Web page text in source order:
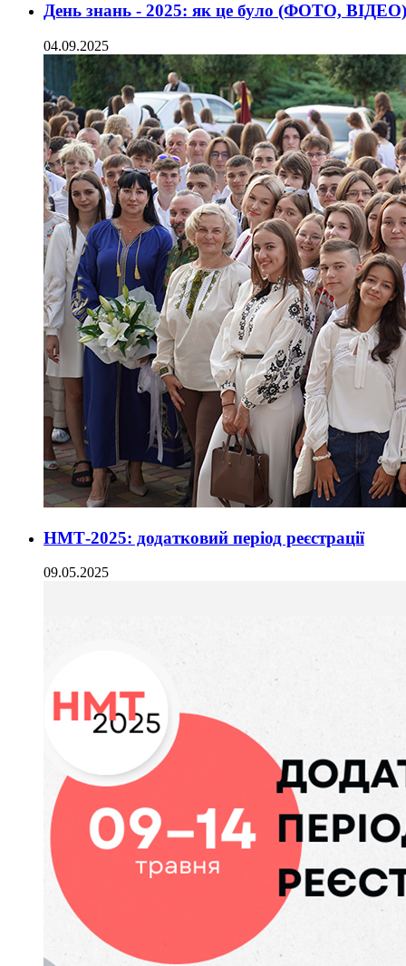
День знань - 2025: як це було (ФОТО, ВІДЕО)
04.09.2025
НМТ-2025: додатковий період реєстрації
09.05.2025